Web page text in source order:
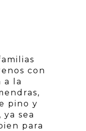
con
a la
pino y
sea
para